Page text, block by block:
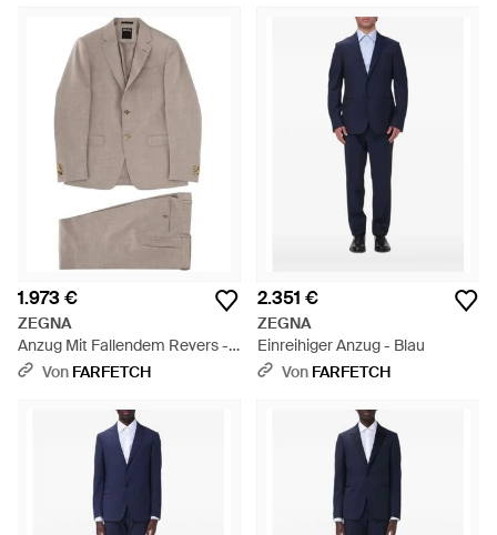
1.973 €
ZEGNA
Anzug Mit Fallendem Revers -
GrauVon FARFETCH
2.351 €
ZEGNA
Einreihiger Anzug - Blau
Von FARFETCH